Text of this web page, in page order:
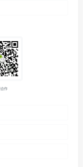
作